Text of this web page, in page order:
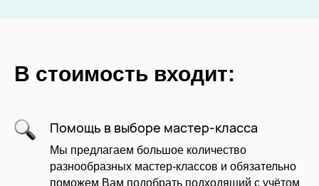
В стоимость входит:
Помощь в выборе мастер-класса
Мы предлагаем большое количество
разнообразных мастер-классов и обязательно
поможем Вам подобрать подходящий с учётом